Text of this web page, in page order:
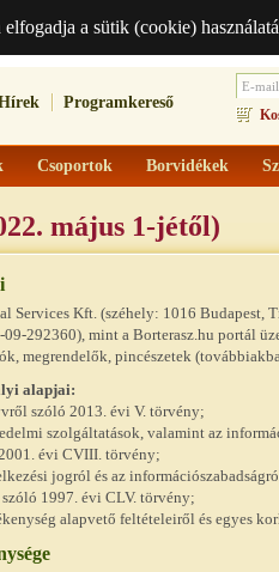
a sütik (cookie)
Programkereső
Csoportok Borvidékek
május 1-jétől)
Services Kft. (széhely: 1016 Budapest,
292360), mint a Borterasz.hu portál
megrendelők, pincészetek
alapjai:
szóló 2013. évi V. törvény;
szolgáltatások, valamint az
évi CVIII. törvény;
jogról és az
1997. évi CLV. törvény;
alapvető feltételeiről és egyes